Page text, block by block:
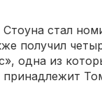
стал
получил
одна из